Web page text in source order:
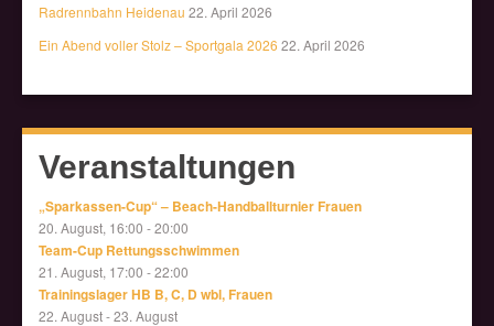
Radrennbahn Heidenau 22. April 2026
Ein Abend voller Stolz – Sportgala 2026 22. April 2026
Veranstaltungen
„Sparkassen-Cup“ – Beach-Handballturnier Frauen
20. August, 16:00 -20:00
Team-Cup Rettungsschwimmen
21. August, 17:00 -22:00
Trainingslager HB B, C, D wbl, Frauen
22. August-23. August